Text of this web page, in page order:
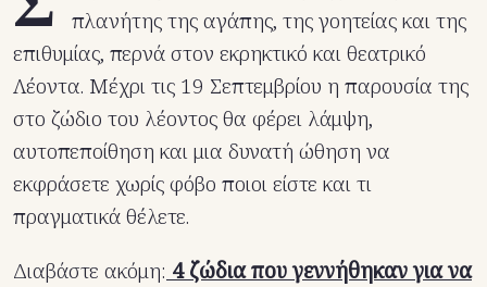
πλανήτης της αγάπης, της γοητείας και της
επιθυμίας, περνά στον εκρηκτικό και θεατρικό
Λέοντα. Μέχρι τις 19 Σεπτεμβρίου η παρουσία της
στο ζώδιο του λέοντος θα φέρει λάμψη,
αυτοπεποίθηση και μια δυνατή ώθηση να
εκφράσετε χωρίς φόβο ποιοι είστε και τι
πραγματικά θέλετε.
Διαβάστε ακόμη: 4 ζώδια που γεννήθηκαν για να